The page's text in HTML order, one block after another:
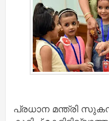
പ്രധാന മന്ത്രി